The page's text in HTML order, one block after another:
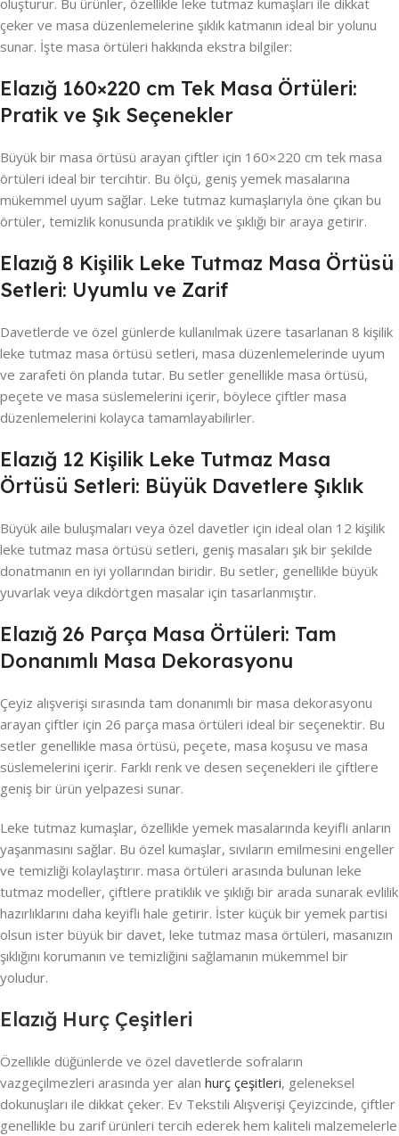
çeker ve masa düzenlemelerine şıklık katmanın ideal bir yolunu
sunar. İşte masa örtüleri hakkında ekstra bilgiler:
Elazığ 160×220 cm Tek Masa Örtüleri:
Pratik ve Şık Seçenekler
Büyük bir masa örtüsü arayan çiftler için 160×220 cm tek masa
örtüleri ideal bir tercihtir. Bu ölçü, geniş yemek masalarına
mükemmel uyum sağlar. Leke tutmaz kumaşlarıyla öne çıkan bu
örtüler, temizlik konusunda pratiklik ve şıklığı bir araya getirir.
Elazığ 8 Kişilik Leke Tutmaz Masa Örtüsü
Setleri: Uyumlu ve Zarif
Davetlerde ve özel günlerde kullanılmak üzere tasarlanan 8 kişilik
leke tutmaz masa örtüsü setleri, masa düzenlemelerinde uyum
ve zarafeti ön planda tutar. Bu setler genellikle masa örtüsü,
peçete ve masa süslemelerini içerir, böylece çiftler masa
düzenlemelerini kolayca tamamlayabilirler.
Elazığ 12 Kişilik Leke Tutmaz Masa
Örtüsü Setleri: Büyük Davetlere Şıklık
Büyük aile buluşmaları veya özel davetler için ideal olan 12 kişilik
leke tutmaz masa örtüsü setleri, geniş masaları şık bir şekilde
donatmanın en iyi yollarından biridir. Bu setler, genellikle büyük
yuvarlak veya dikdörtgen masalar için tasarlanmıştır.
Elazığ 26 Parça Masa Örtüleri: Tam
Donanımlı Masa Dekorasyonu
Çeyiz alışverişi sırasında tam donanımlı bir masa dekorasyonu
arayan çiftler için 26 parça masa örtüleri ideal bir seçenektir. Bu
setler genellikle masa örtüsü, peçete, masa koşusu ve masa
süslemelerini içerir. Farklı renk ve desen seçenekleri ile çiftlere
geniş bir ürün yelpazesi sunar.
Leke tutmaz kumaşlar, özellikle yemek masalarında keyifli anların
yaşanmasını sağlar. Bu özel kumaşlar, sıvıların emilmesini engeller
ve temizliği kolaylaştırır. masa örtüleri arasında bulunan leke
tutmaz modeller, çiftlere pratiklik ve şıklığı bir arada sunarak evlilik
hazırlıklarını daha keyifli hale getirir. İster küçük bir yemek partisi
olsun ister büyük bir davet, leke tutmaz masa örtüleri, masanızın
şıklığını korumanın ve temizliğini sağlamanın mükemmel bir
yoludur.
Elazığ Hurç Çeşitleri
Özellikle düğünlerde ve özel davetlerde sofraların
vazgeçilmezleri arasında yer alan hurç çeşitleri, geleneksel
dokunuşları ile dikkat çeker. Ev Tekstili Alışverişi Çeyizcinde, çiftler
genellikle bu zarif ürünleri tercih ederek hem kaliteli malzemelerle